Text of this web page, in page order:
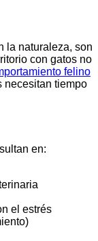
la naturaleza, son
con gatos no
felino
necesitan tiempo
en:
el estrés